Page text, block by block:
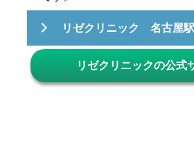
リゼクリニック 名古屋
リゼクリニックの公式